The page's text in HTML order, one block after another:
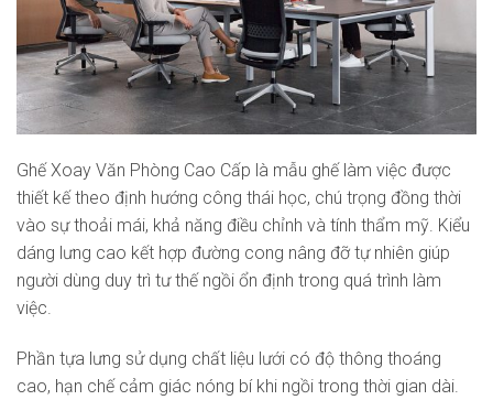
Ghế Xoay Văn Phòng Cao Cấp là mẫu ghế làm việc được
thiết kế theo định hướng công thái học, chú trọng đồng thời
vào sự thoải mái, khả năng điều chỉnh và tính thẩm mỹ. Kiểu
dáng lưng cao kết hợp đường cong nâng đỡ tự nhiên giúp
người dùng duy trì tư thế ngồi ổn định trong quá trình làm
việc.
Phần tựa lưng sử dụng chất liệu lưới có độ thông thoáng
cao, hạn chế cảm giác nóng bí khi ngồi trong thời gian dài.